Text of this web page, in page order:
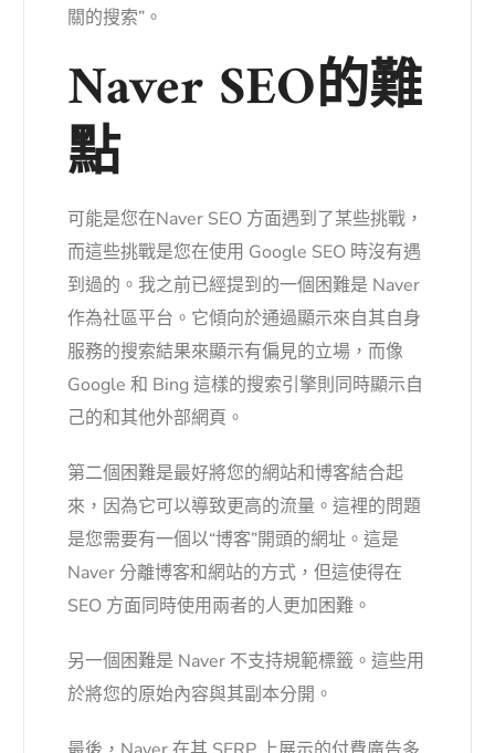
關的搜索”。
Naver SEO的難
點
可能是您在Naver SEO 方面遇到了某些挑戰，
而這些挑戰是您在使用 Google SEO 時沒有遇
到過的。我之前已經提到的一個困難是 Naver
作為社區平台。它傾向於通過顯示來自其自身
服務的搜索結果來顯示有偏見的立場，而像
Google 和 Bing 這樣的搜索引擎則同時顯示自
己的和其他外部網頁。
第二個困難是最好將您的網站和博客結合起
來，因為它可以導致更高的流量。這裡的問題
是您需要有一個以“博客”開頭的網址。這是
Naver 分離博客和網站的方式，但這使得在
SEO 方面同時使用兩者的人更加困難。
另一個困難是 Naver 不支持規範標籤。這些用
於將您的原始內容與其副本分開。